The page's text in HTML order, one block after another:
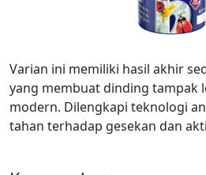
Varian ini memiliki hasil akhir
yang membuat dinding tampak
modern. Dilengkapi teknologi
tahan terhadap gesekan dan